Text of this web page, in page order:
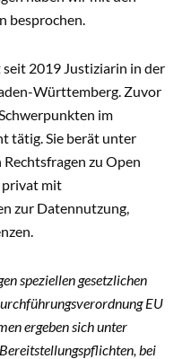
besprochen.
seit 2019 Justiziarin in der
Württemberg. Zuvor
im
tätig. Sie berät unter
zu Open
privat mit
zur Datennutzung,
speziellen gesetzlichen
EU
ergeben sich unter
bei